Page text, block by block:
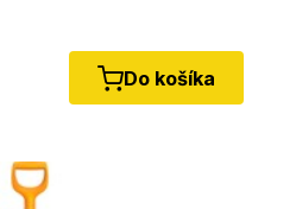
Do košíka